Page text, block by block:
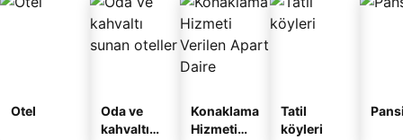
Otel
Oda ve
kahvaltı
Konaklama
Hizmeti
Tatil
köyleri